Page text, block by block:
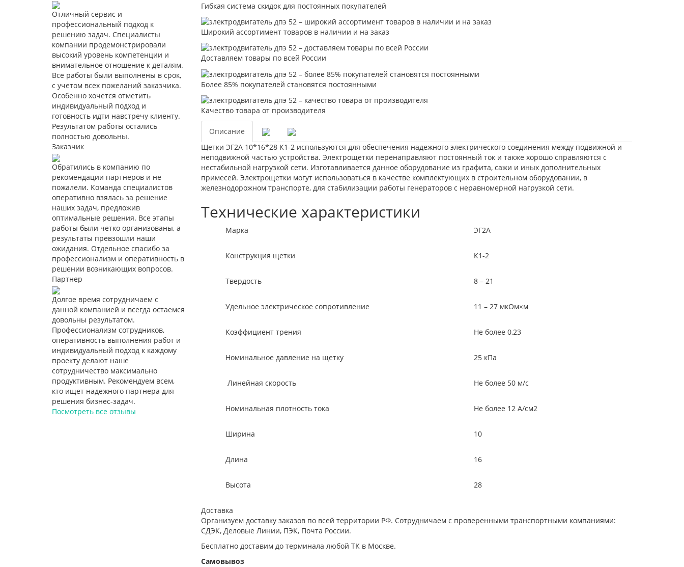
Отличный сервис и
профессиональный подход к
решению задач. Специалисты
компании продемонстрировали
высокий уровень компетенции и
внимательное отношение к деталям.
Все работы были выполнены в срок,
с учетом всех пожеланий заказчика.
Особенно хочется отметить
индивидуальный подход и
готовность идти навстречу клиенту.
Результатом работы остались
полностью довольны.
Заказчик
Обратились в компанию по
рекомендации партнеров и не
пожалели. Команда специалистов
оперативно взялась за решение
наших задач, предложив
оптимальные решения. Все этапы
работы были четко организованы, а
результаты превзошли наши
ожидания. Отдельное спасибо за
профессионализм и оперативность в
решении возникающих вопросов.
Партнер
Долгое время сотрудничаем с
данной компанией и всегда остаемся
довольны результатом.
Профессионализм сотрудников,
оперативность выполнения работ и
индивидуальный подход к каждому
проекту делают наше
сотрудничество максимально
продуктивным. Рекомендуем всем,
кто ищет надежного партнера для
решения бизнес-задач.
Посмотреть все отзывы
Гибкая система скидок для постоянных покупателей
Широкий ассортимент товаров в наличии и на заказ
Доставляем товары по всей России
Более 85% покупателей становятся постоянными
Качество товара от производителя
Описание
Щетки ЭГ2А 10*16*28 К1-2 используются для обеспечения надежного электрического соединения между подвижной и
неподвижной частью устройства. Электрощетки перенаправляют постоянный ток и также хорошо справляются с
нестабильной нагрузкой сети. Изготавливается данное оборудование из графита, сажи и иных дополнительных
примесей. Электрощетки могут использоваться в качестве комплектующих в строительном оборудовании, в
железнодорожном транспорте, для стабилизации работы генераторов с неравномерной нагрузкой сети.
Технические характеристики
Марка ЭГ2А
Конструкция щетки К1-2
Твердость 8 – 21
Удельное электрическое сопротивление 11 – 27 мкОм×м
Коэффициент трения Не более 0,23
Номинальное давление на щетку 25 кПа
Линейная скорость Не более 50 м/с
Номинальная плотность тока Не более 12 А/см2
Ширина 10
Длина 16
Высота 28
Доставка
Организуем доставку заказов по всей территории РФ. Сотрудничаем с проверенными транспортными компаниями:
СДЭК, Деловые Линии, ПЭК, Почта России.
Бесплатно доставим до терминала любой ТК в Москве.
Самовывоз